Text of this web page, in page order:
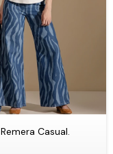
Remera Casual.